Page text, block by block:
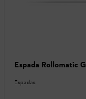
Espada Rollomatic G
Espadas